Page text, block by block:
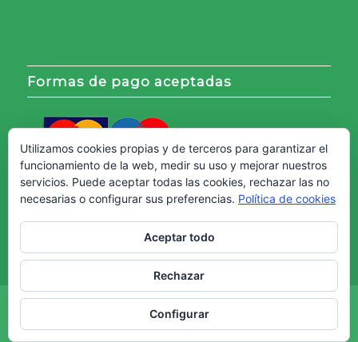
Formas de pago aceptadas
Copyright © - Web creada por Diseño Web Granada.
Términos y Condiciones
Utilizamos cookies propias y de terceros para garantizar el
funcionamiento de la web, medir su uso y mejorar nuestros
servicios. Puede aceptar todas las cookies, rechazar las no
necesarias o configurar sus preferencias. Política de cookies
Aceptar todo
Rechazar
Configurar